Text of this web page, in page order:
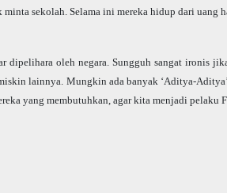
sekolah. Selama ini mereka hidup dari uang
oleh negara. Sungguh sangat ironis
lainnya. Mungkin ada banyak ‘Aditya-
yang membutuhkan, agar kita menjadi pelaku